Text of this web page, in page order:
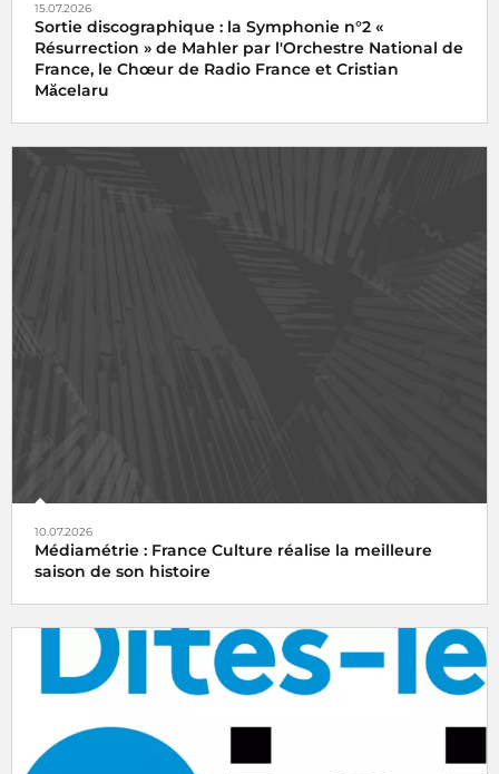
15.07.2026
Sortie discographique : la Symphonie n°2 «
Résurrection » de Mahler par l'Orchestre National de
France, le Chœur de Radio France et Cristian
Măcelaru
10.07.2026
Médiamétrie : France Culture réalise la meilleure
saison de son histoire